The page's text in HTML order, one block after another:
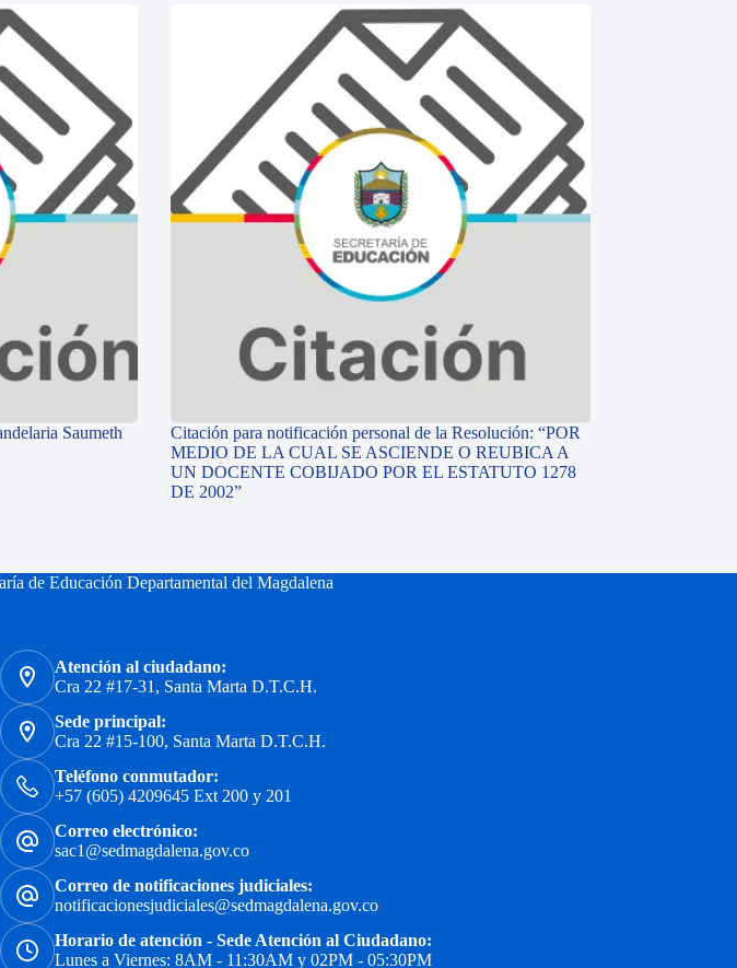
Saumeth
Citación para notificación personal de la Resolución: “POR
MEDIO DE LA CUAL SE ASCIENDE O REUBICA A
UN DOCENTE COBIJADO POR EL ESTATUTO 1278
DE 2002”
de Educación Departamental del Magdalena
Atención al ciudadano:
Cra 22 #17-31, Santa Marta D.T.C.H.
Sede principal:
Cra 22 #15-100, Santa Marta D.T.C.H.
Teléfono conmutador:
+57 (605) 4209645 Ext 200 y 201
Correo electrónico:
sac1@sedmagdalena.gov.co
Correo de notificaciones judiciales:
notificacionesjudiciales@sedmagdalena.gov.co
Horario de atención - Sede Atención al Ciudadano:
Lunes a Viernes: 8AM - 11:30AM y 02PM - 05:30PM